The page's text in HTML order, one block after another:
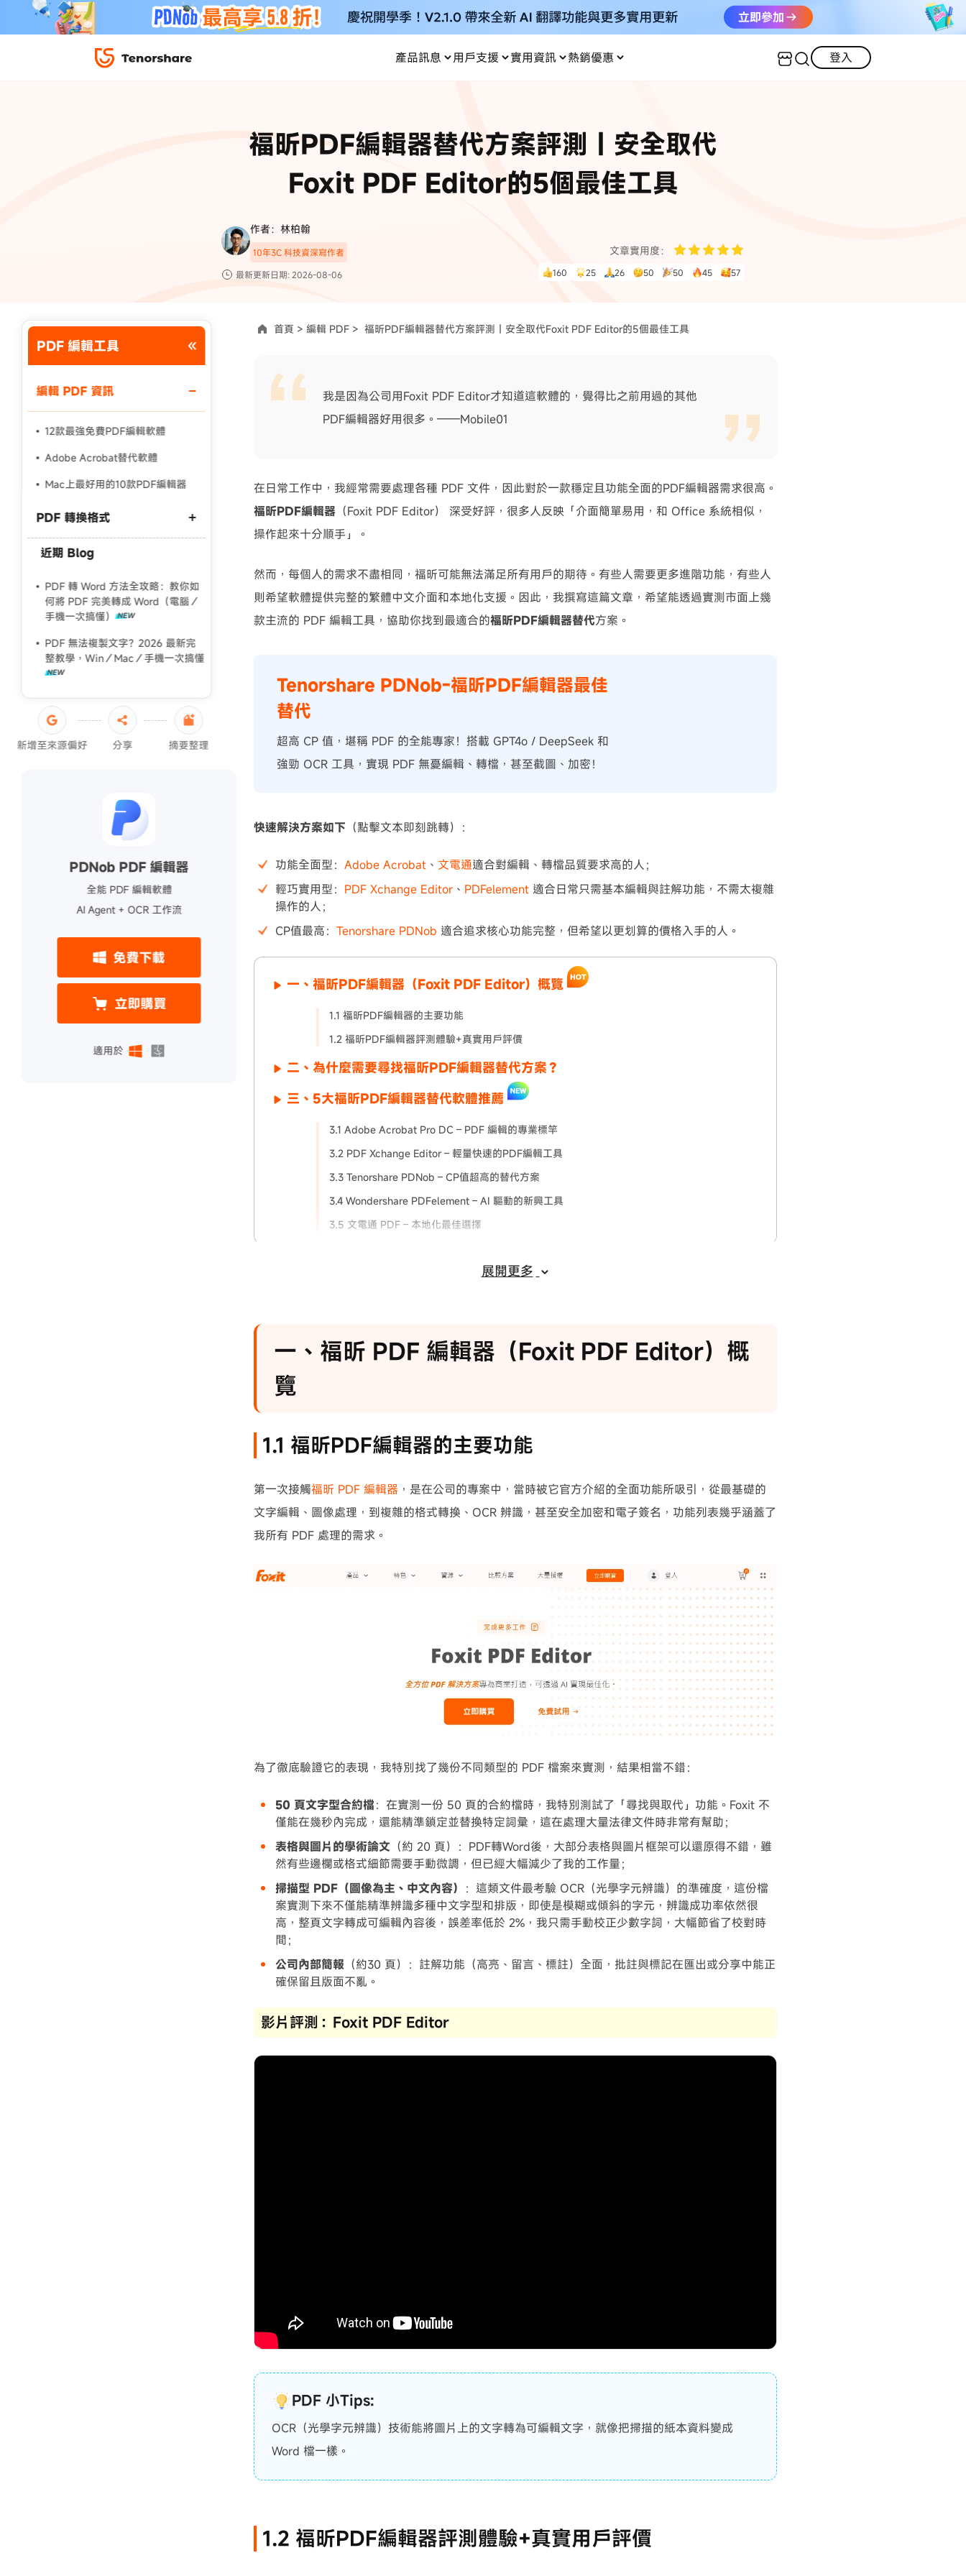
產品訊息
4DDiG Win 資料救援
4DDiG Mac 資料救援
新版本
UltData LINE 數據恢復
UltData WhatsApp 數據恢復
·三星手機螢幕黑屏
用戶支援 實用資訊
·iPhone 照片備份到外接硬碟
·電腦傳影片到 iPhone
·iPhone 永久刪除的照片如何
·Pokemo GO Plus 無法配對
·大家報寶貝
·寶可夢自動抓寶
為您提供最豐富的教學影片
人像修圖 AI 資訊
資料救援
iOS 27 最新資訊
為您提供最實用的數位教學
熱銷優惠
📍 iAnyGo 定位神器，暢遊全球！
限時 5 折優惠，立即入手！
複製折扣碼
前往搶購
使用說明：以上折扣碼僅用於 iAnyGo 終身方案,加購後即可使用！
登入
福昕PDF編輯器替代方案評測｜安全取代
Foxit PDF Editor的5個最佳工具
作者：林柏翰
10年3C 科技資深寫作者
最新更新日期: 2026-08-06
文章實用度：
160 25 26 50 50 45 57
PDF 編輯工具
編輯 PDF 資訊
12款最強免費PDF編輯軟體
Adobe Acrobat替代軟體
Mac上最好用的10款PDF編輯器
PDF 轉換格式
PDF 轉 Word 保留格式
Word 轉 PDF 格式跑掉
PDF 簡體轉繁體終極指南
近期 Blog
PDF 轉 Word 方法全攻略：教你如
何將 PDF 完美轉成 Word（電腦／
手機一次搞懂）
PDF 無法複製文字？2026 最新完
整教學，Win／Mac／手機一次搞懂
新增至來源偏好 分享 摘要整理
PDNob PDF 編輯器
全能 PDF 編輯軟體
AI Agent + OCR 工作流
免費下載
立即購買
適用於
首頁 > 編輯 PDF > 福昕PDF編輯器替代方案評測｜安全取代Foxit PDF Editor的5個最佳工具
我是因為公司用Foxit PDF Editor才知道這軟體的，覺得比之前用過的其他
PDF編輯器好用很多。——Mobile01
在日常工作中，我經常需要處理各種 PDF 文件，因此對於一款穩定且功能全面的PDF編輯器需求很高。
福昕PDF編輯器 （Foxit PDF Editor） 深受好評，很多人反映「介面簡單易用，和 Office 系統相似，
操作起來十分順手」。
然而，每個人的需求不盡相同，福昕可能無法滿足所有用戶的期待。有些人需要更多進階功能，有些人
則希望軟體提供完整的繁體中文介面和本地化支援。因此，我撰寫這篇文章，希望能透過實測市面上幾
款主流的 PDF 編輯工具，協助你找到最適合的福昕PDF編輯器替代方案。
Tenorshare PDNob-福昕PDF編輯器最佳
替代
超高 CP 值，堪稱 PDF 的全能專家！搭載 GPT4o / DeepSeek 和
強勁 OCR 工具，實現 PDF 無憂編輯、轉檔，甚至截圖、加密！
快速解決方案如下 （點擊文本即刻跳轉）：
功能全面型： Adobe Acrobat 、 文電通適合對編輯、轉檔品質要求高的人；
輕巧實用型： PDF Xchange Editor 、 PDFelement 適合日常只需基本編輯與註解功能，不需太複雜
操作的人；
CP值最高： Tenorshare PDNob 適合追求核心功能完整，但希望以更划算的價格入手的人。
一、福昕PDF編輯器（Foxit PDF Editor）概覽
1.1 福昕PDF編輯器的主要功能
1.2 福昕PDF編輯器評測體驗+真實用戶評價
二、為什麼需要尋找福昕PDF編輯器替代方案？
三、5大福昕PDF編輯器替代軟體推薦
3.1 Adobe Acrobat Pro DC – PDF 編輯的專業標竿
3.2 PDF Xchange Editor – 輕量快速的PDF編輯工具
3.3 Tenorshare PDNob – CP值超高的替代方案
3.4 Wondershare PDFelement – AI 驅動的新興工具
3.5 文電通 PDF – 本地化最佳選擇
展開更多
一、福昕 PDF 編輯器（Foxit PDF Editor）概
覽
1.1 福昕PDF編輯器的主要功能
第一次接觸福昕 PDF 編輯器 ，是在公司的專案中，當時被它官方介紹的全面功能所吸引，從最基礎的
文字編輯、圖像處理，到複雜的格式轉換、OCR 辨識，甚至安全加密和電子簽名，功能列表幾乎涵蓋了
我所有 PDF 處理的需求。
為了徹底驗證它的表現，我特別找了幾份不同類型的 PDF 檔案來實測，結果相當不錯：
50 頁文字型合約檔：在實測一份 50 頁的合約檔時，我特別測試了「尋找與取代」功能。Foxit 不
僅能在幾秒內完成，還能精準鎖定並替換特定詞彙，這在處理大量法律文件時非常有幫助；
表格與圖片的學術論文 （約 20 頁）：PDF轉Word後，大部分表格與圖片框架可以還原得不錯，雖
然有些邊欄或格式細節需要手動微調，但已經大幅減少了我的工作量；
掃描型 PDF（圖像為主、中文內容） ：這類文件最考驗 OCR（光學字元辨識）的準確度，這份檔
案實測下來不僅能精準辨識多種中文字型和排版，即使是模糊或傾斜的字元，辨識成功率依然很
高，整頁文字轉成可編輯內容後，誤差率低於 2%，我只需手動校正少數字詞，大幅節省了校對時
間；
公司內部簡報 （約30 頁）：註解功能（高亮、留言、標註）全面，批註與標記在匯出或分享中能正
確保留且版面不亂。
影片評測：Foxit PDF Editor
PDF 小Tips:
OCR（光學字元辨識）技術能將圖片上的文字轉為可編輯文字，就像把掃描的紙本資料變成
Word 檔一樣。
1.2 福昕PDF編輯器評測體驗+真實用戶評價